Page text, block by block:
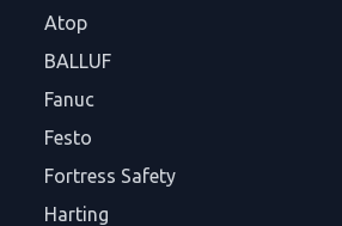
Atop
BALLUF
Fanuc
Festo
Fortress Safety
Harting